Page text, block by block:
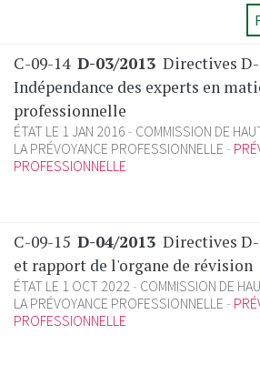
C-09-14 D-03/2013 Directives D-
Indépendance des experts en
professionnelle
ÉTAT LE 1 JAN 2016
COMMISSION DE
LA PRÉVOYANCE PROFESSIONNELLE
PROFESSIONNELLE
C-09-15 D-04/2013 Directives D-
et rapport de l'organe de révision
ÉTAT LE 1 OCT 2022 COMMISSION DE
LA PRÉVOYANCE PROFESSIONNELLE
PROFESSIONNELLE